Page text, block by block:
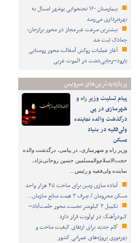
بیمارستان ۱۶۰ تختخوابی بوشهر امسال به
بهره‌برداری می‌رسد
بیشترین سرعت غیرمجاز در محور برازجان-
چغادک ثبت شد
آغاز عملیات روکش آسفالت محور روستایی
یارود–رجایی‌دشت در الموت غربی
پربازدیدترین‌های سرویس
پیام تسلیت وزیر راه و
شهرسازی در پی
درگذشت والده نماینده
ولی‌فقیه در بنیاد
مسکن
وزیر راه و شهرسازی، در پیامی، درگذشت والده
حجت‌الاسلام‌والمسلمین حسین روحانی‌نژاد،
نماینده ولی‌فقیه و رئیس…
آماده سازی زمین برای ساخت ۴۵ هزار واحد
مسکن محرومان / صرف ۳ همت منابع سازمان…
تکمیل ۳ کیلومتر نخست محور خلعت‌آباد–
کبودرآهنگ در اولویت قرار دارد
گام جدید برای ارتقای کیفیت ساخت و
بهره‌وری پروژه‌های عمرانی کشور